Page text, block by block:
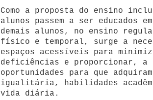
Como a proposta do ensino
alunos passem a ser educados
demais alunos, no ensino
físico e temporal, surge a
espaços acessíveis para
deficiências e proporcionar, a
oportunidades para que
igualitária, habilidades
vida diária.